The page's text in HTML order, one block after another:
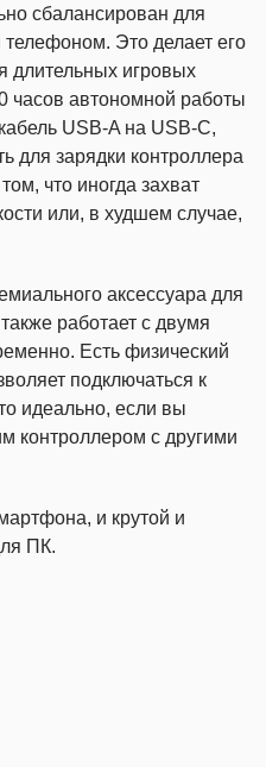
сбалансирован для
Это делает его
длительных игровых
часов автономной работы
USB-A на USB-C,
для зарядки контроллера
что иногда захват
или, в худшем случае,
аксессуара для
работает с двумя
Есть физический
подключаться к
идеально, если вы
контроллером с другими
и крутой и
ПК.